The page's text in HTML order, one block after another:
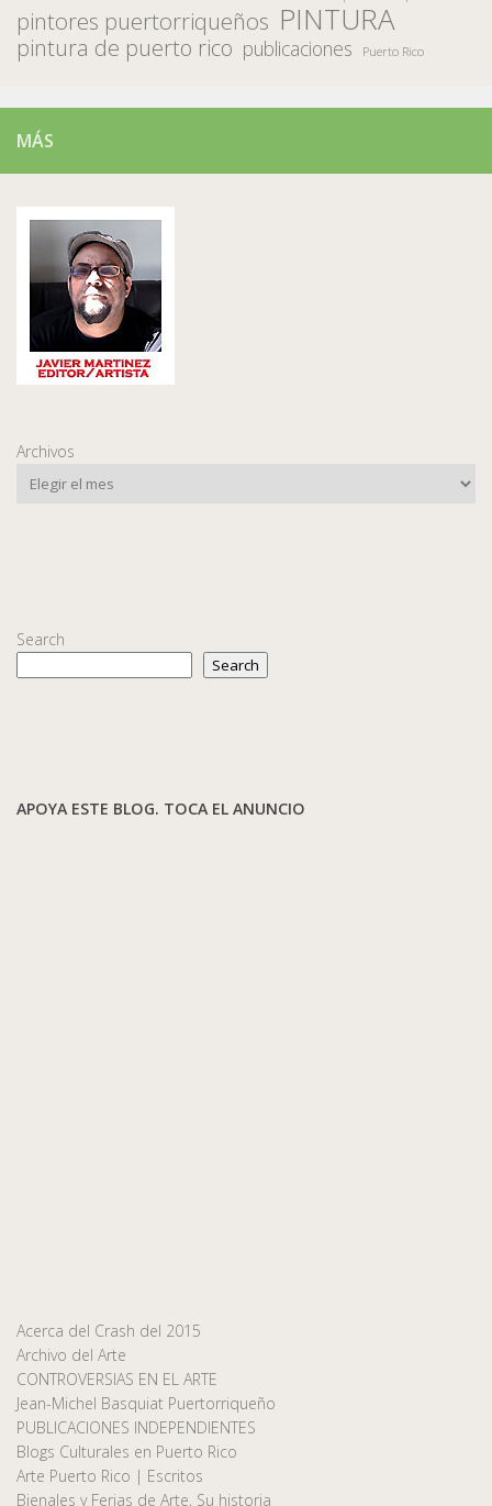
pintores puertorriqueños PINTURA
pintura de puerto rico publicaciones Puerto Rico
MÁS
Archivos
Search
Search
APOYA ESTE BLOG. TOCA EL ANUNCIO
Acerca del Crash del 2015
Archivo del Arte
CONTROVERSIAS EN EL ARTE
Jean-Michel Basquiat Puertorriqueño
PUBLICACIONES INDEPENDIENTES
Blogs Culturales en Puerto Rico
Arte Puerto Rico | Escritos
Bienales y Ferias de Arte, Su historia